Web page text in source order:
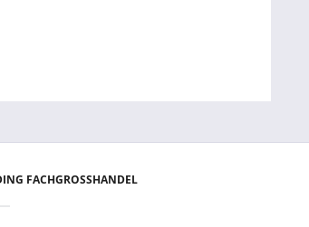
FACHGROSSHANDEL